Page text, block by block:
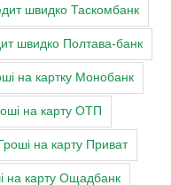
швидко Таскомбанк
швидко Полтава-банк
на картку Монобанк
на карту ОТП
Гроші на карту Приват
на карту Ощадбанк